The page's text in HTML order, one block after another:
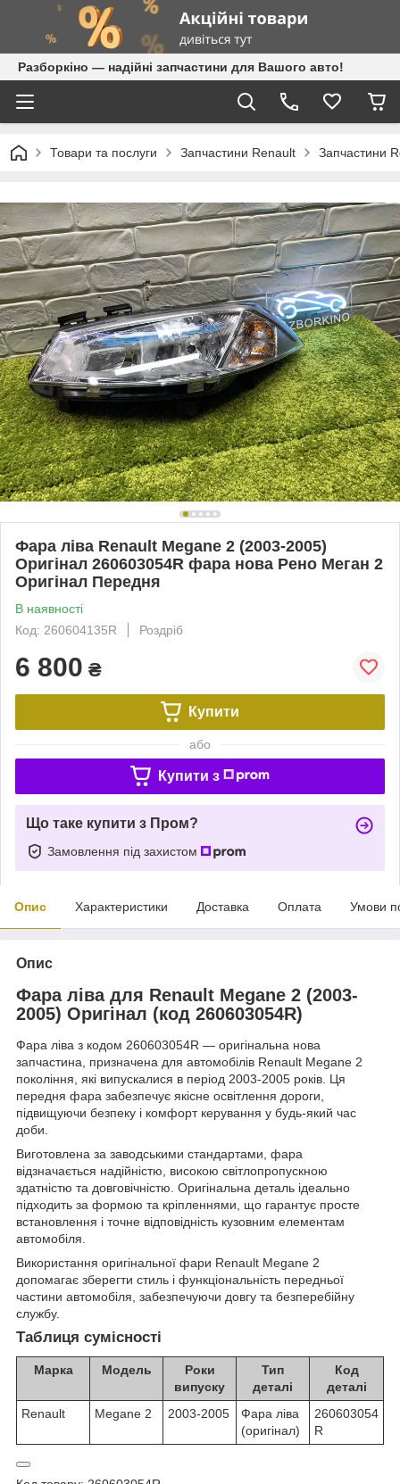
Разборкіно — надійні запчастини для Вашого авто!
Товари та послуги Запчастини Renault Запчастини
Фара ліва Renault Megane 2 (2003-2005)
Оригінал 260603054R фара нова Рено Меган 2
Оригінал Передня
В наявності
Код: 260604135R
Роздріб
6 800 ₴
Купити
або
Купити з
Що таке купити з Пром?
Замовлення під захистом
Опис Характеристики Доставка Оплата Умови
Опис
Фара ліва для Renault Megane 2 (2003-
2005) Оригінал (код 260603054R)
Фара ліва з кодом 260603054R — оригінальна нова
запчастина, призначена для автомобілів Renault Megane 2
покоління, які випускалися в період 2003-2005 років. Ця
передня фара забезпечує якісне освітлення дороги,
підвищуючи безпеку і комфорт керування у будь-який час
доби.
Виготовлена за заводськими стандартами, фара
відзначається надійністю, високою світлопропускною
здатністю та довговічністю. Оригінальна деталь ідеально
підходить за формою та кріпленнями, що гарантує просте
встановлення і точне відповідність кузовним елементам
автомобіля.
Використання оригінальної фари Renault Megane 2
допомагає зберегти стиль і функціональність передньої
частини автомобіля, забезпечуючи довгу та безперебійну
службу.
Таблиця сумісності
Марка Модель
Роки
випуску
Тип
деталі
Код
деталі
Renault
Megane 2 2003-2005
Фара ліва
(оригінал)
260603054
R